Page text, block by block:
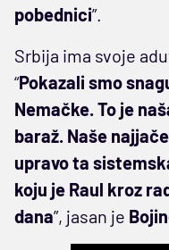
pobednici”.
Srbija ima svoje
“Pokazali smo
Nemačke. To je
baraž. Naše
upravo ta
koju je Raul kroz
dana”, jasan je